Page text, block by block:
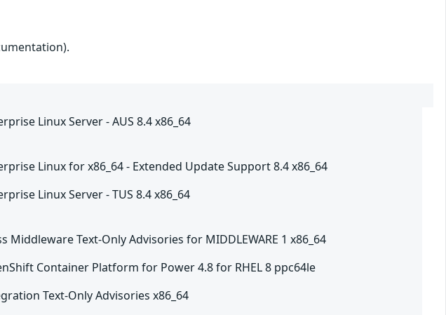
Linux Server - AUS 8.4 x86_64
Linux for x86_64 - Extended Update Support 8.4 x86_64
Linux Server - TUS 8.4 x86_64
Middleware Text-Only Advisories for MIDDLEWARE 1 x86_64
Container Platform for Power 4.8 for RHEL 8 ppc64le
Text-Only Advisories x86_64